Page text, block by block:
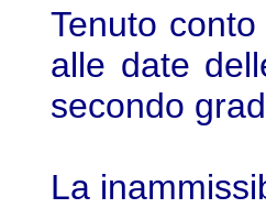
Tenuto
alle date
secondo
La